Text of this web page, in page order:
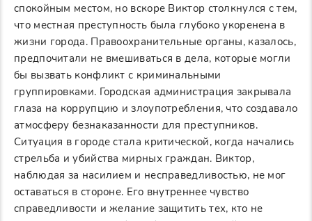
спокойным местом, но вскоре Виктор столкнулся с тем,
что местная преступность была глубоко укоренена в
жизни города. Правоохранительные органы, казалось,
предпочитали не вмешиваться в дела, которые могли
бы вызвать конфликт с криминальными
группировками. Городская администрация закрывала
глаза на коррупцию и злоупотребления, что создавало
атмосферу безнаказанности для преступников.
Ситуация в городе стала критической, когда начались
стрельба и убийства мирных граждан. Виктор,
наблюдая за насилием и несправедливостью, не мог
оставаться в стороне. Его внутреннее чувство
справедливости и желание защитить тех, кто не